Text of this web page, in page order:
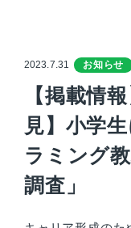
2023.7.31 お知らせ
【掲載情
見】小学
ラミング
調査」